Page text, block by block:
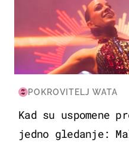
POKROVITELJ WATA
Kad su uspomene
jedno gledanje: